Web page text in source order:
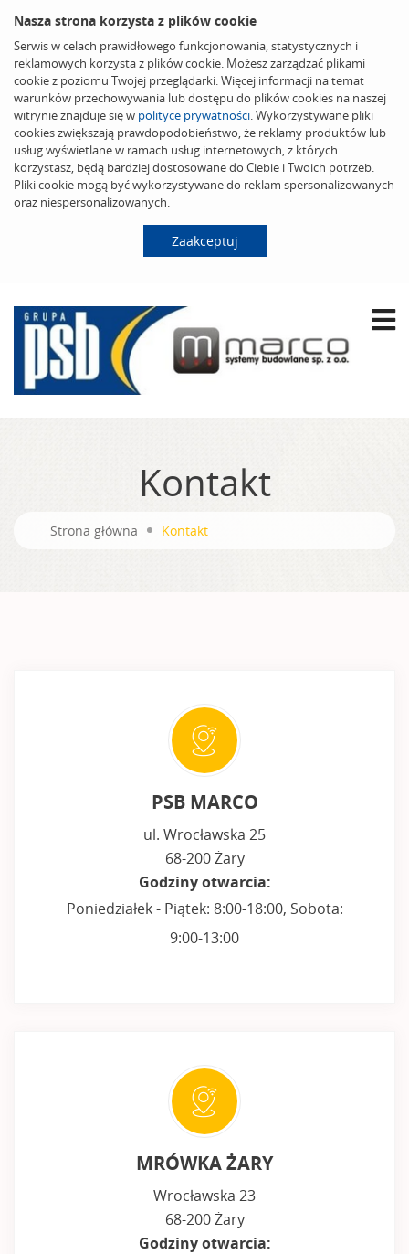
Nasza strona korzysta z plików cookie
Serwis w celach prawidłowego funkcjonowania, statystycznych i
reklamowych korzysta z plików cookie. Możesz zarządzać plikami
cookie z poziomu Twojej przeglądarki. Więcej informacji na temat
warunków przechowywania lub dostępu do plików cookies na naszej
witrynie znajduje się w polityce prywatności. Wykorzystywane pliki
cookies zwiększają prawdopodobieństwo, że reklamy produktów lub
usług wyświetlane w ramach usług internetowych, z których
korzystasz, będą bardziej dostosowane do Ciebie i Twoich potrzeb.
Pliki cookie mogą być wykorzystywane do reklam spersonalizowanych
oraz niespersonalizowanych.
Zaakceptuj
Kontakt
Strona główna Kontakt
PSB MARCO
ul. Wrocławska 25
68-200 Żary
Godziny otwarcia:
Poniedziałek - Piątek: 8:00-18:00, Sobota:
9:00-13:00
MRÓWKA ŻARY
Wrocławska 23
68-200 Żary
Godziny otwarcia: